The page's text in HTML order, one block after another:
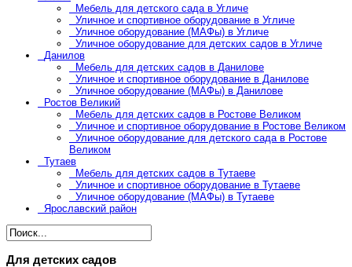
Мебель для детского сада в Угличе
Уличное и спортивное оборудование в Угличе
Уличное оборудование (МАФы) в Угличе
Уличное оборудование для детских садов в Угличе
Данилов
Мебель для детских садов в Данилове
Уличное и спортивное оборудование в Данилове
Уличное оборудование (МАФы) в Данилове
Ростов Великий
Мебель для детских садов в Ростове Великом
Уличное и спортивное оборудование в Ростове Великом
Уличное оборудование для детского сада в Ростове
Великом
Тутаев
Мебель для детских садов в Тутаеве
Уличное и спортивное оборудование в Тутаеве
Уличное оборудование (МАФы) в Тутаеве
Ярославский район
Для детских садов